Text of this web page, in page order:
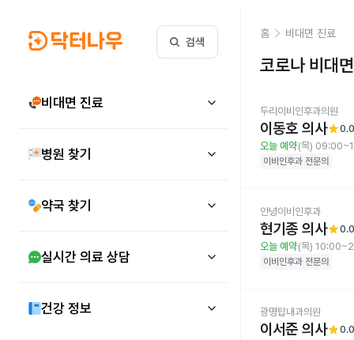
검색
비대면 진료
병원 찾기
약국 찾기
실시간 의료 상담
건강 정보
홈 비대면 진료
코로나 비대
두리이비인후과의원
이동호 의사star0.0
오늘 예약(목)
이비인후과 전문의
안녕이비인후과
현기종 의사star0.0
오늘 예약(목)
이비인후과 전문의
광명탑내과의원
이서준 의사star0.0